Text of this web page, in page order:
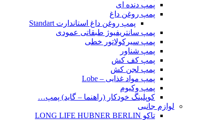
پمپ دنده ای
پمپ روغن داغ
پمپ روغن داغ استاندارت Standart
پمپ سانتریفیوژ طبقاتی عمودی
پمپ سیرکولاتور خطی
پمپ شناور
پمپ کف کش
پمپ لجن کش
پمپ مواد غذایی – Lobe
پمپ وکیوم
کوپلینگ خودکار (راهنما – گاید) پمپ…
لوازم جانبی
تاکو LONG LIFE HUBNER BERLIN